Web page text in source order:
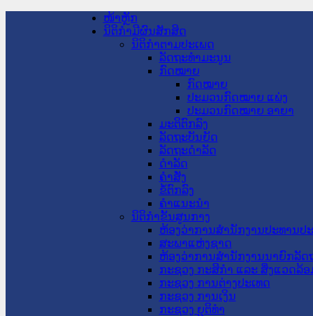
ໜ້າຫຼັກ
ນິຕິກໍາມີຜົນສັກສິດ
ນິຕິກໍາຕາມປະເພດ
ລັດຖະທໍາມະນູນ
ກົດໝາຍ
ກົດໝາຍ
ປະມວນກົດໝາຍ ແພ່ງ
ປະມວນກົດໝາຍ ອາຍາ
ມະຕິຕົກລົງ
ລັດຖະບັນຍັດ
ລັດຖະດໍາລັດ
ດໍາລັດ
ຄໍາສັ່ງ
ຂໍ້ຕົກລົງ
ຄໍາແນະນໍາ
ນິຕິກໍາຂັ້ນສູນກາງ
ຫ້ອງວ່າການສໍານັກງານປະທານປ
ສະພາແຫ່ງຊາດ
ຫ້ອງວ່າການສຳນັກງານນາຍົກລັດ
ກະຊວງ ກະສິກຳ ແລະ ສິ່ງແວດລ້ອ
ກະຊວງ ການຕ່າງປະເທດ
ກະຊວງ ການເງິນ
ກະຊວງ ຍຸຕິທໍາ